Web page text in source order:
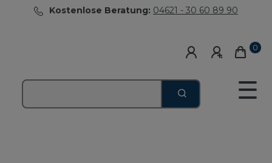
Kostenlose Beratung: 04621 - 30 60 89 90
0
☰